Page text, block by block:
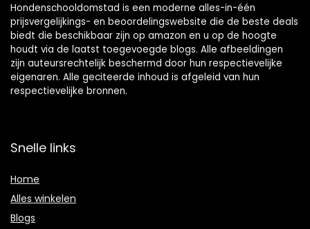
Hondenschooldomstad is een moderne alles-in-één
prijsvergelijkings- en beoordelingswebsite die de beste deals
biedt die beschikbaar zijn op amazon en u op de hoogte
houdt via de laatst toegevoegde blogs. Alle afbeeldingen
zijn auteursrechtelijk beschermd door hun respectievelijke
eigenaren. Alle geciteerde inhoud is afgeleid van hun
respectievelijke bronnen.
Snelle links
Home
Alles winkelen
Blogs